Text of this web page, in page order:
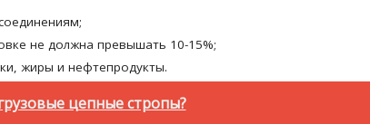
не должна превышать 10-15%;
жиры и нефтепродукты.
цепные стропы?